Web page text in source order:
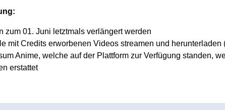
zum 01. Juni letztmals verlängert werden
mit Credits erworbenen Videos streamen und
Anime, welche auf der Plattform zur Verfügung standen,
erstattet